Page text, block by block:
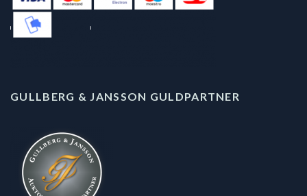
GULLBERG & JANSSON GULDPARTNER